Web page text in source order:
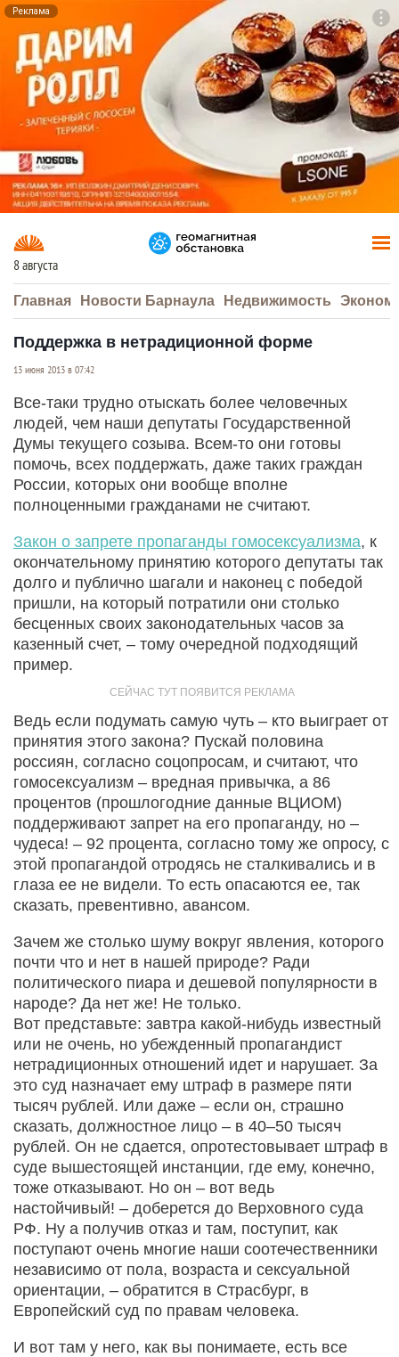
Реклама
8 августа
Главная Новости Барнаула Недвижимость
Поддержка в нетрадиционной форме
13 июня 2013 в 07:42
Все-таки трудно отыскать более человечных
людей, чем наши депутаты Государственной
Думы текущего созыва. Всем-то они готовы
помочь, всех поддержать, даже таких граждан
России, которых они вообще вполне
полноценными гражданами не считают.
Закон о запрете пропаганды гомосексуализма, к
окончательному принятию которого депутаты так
долго и публично шагали и наконец с победой
пришли, на который потратили они столько
бесценных своих законодательных часов за
казенный счет, – тому очередной подходящий
пример.
Ведь если подумать самую чуть – кто выиграет от
принятия этого закона? Пускай половина
россиян, согласно соцопросам, и считают, что
гомосексуализм – вредная привычка, а 86
процентов (прошлогодние данные ВЦИОМ)
поддерживают запрет на его пропаганду, но –
чудеса! – 92 процента, согласно тому же опросу, с
этой пропагандой отродясь не сталкивались и в
глаза ее не видели. То есть опасаются ее, так
сказать, превентивно, авансом.
Зачем же столько шуму вокруг явления, которого
почти что и нет в нашей природе? Ради
политического пиара и дешевой популярности в
народе? Да нет же! Не только.
Вот представьте: завтра какой-нибудь известный
или не очень, но убежденный пропагандист
нетрадиционных отношений идет и нарушает. За
это суд назначает ему штраф в размере пяти
тысяч рублей. Или даже – если он, страшно
сказать, должностное лицо – в 40–50 тысяч
рублей. Он не сдается, опротестовывает штраф в
суде вышестоящей инстанции, где ему, конечно,
тоже отказывают. Но он – вот ведь
настойчивый! – доберется до Верховного суда
РФ. Ну а получив отказ и там, поступит, как
поступают очень многие наши соотечественники
независимо от пола, возраста и сексуальной
ориентации, – обратится в Страсбург, в
Европейский суд по правам человека.
И вот там у него, как вы понимаете, есть все